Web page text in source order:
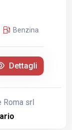
Benzina
Dettagli
Roma srl